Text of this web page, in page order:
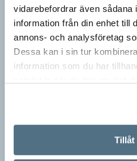
vidarebefordrar även sådana
information från din enhet till
annons- och analysföretag
Dessa kan i sin tur
information som du har
Tillåt
Hundfiskare vill få
dogfishing användas om folks